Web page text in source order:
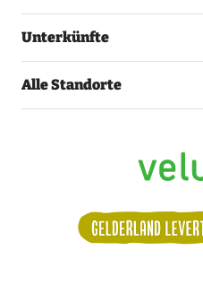
Unterkünfte
Alle Standorte